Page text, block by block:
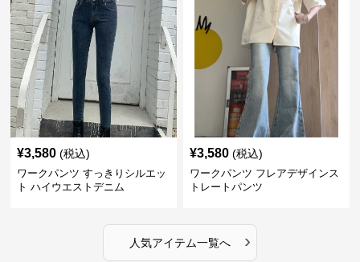
¥3,580 (税込)
ワークパンツ すっきりシルエッ
ト ハイウエストデニム
¥3,580 (税込)
ワークパンツ フレアデザインス
トレートパンツ
人気アイテム一覧へ ›